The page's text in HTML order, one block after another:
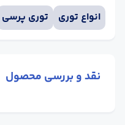
انواع توری توری پرسی
نقد و بررسی محصول